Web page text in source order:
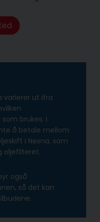
varierer ut ifra
brukes. I
å betale mellom
i Nesna, som
oljefilteret.
også
så det kan